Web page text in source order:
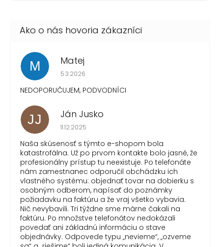
M Matej
Hodnotenie obchodu je 1 z 5 hviezdičiek.
5.3.2026
NEDOPORUČUJEM, PODVODNÍCI
JJ Ján Jusko
Hodnotenie obchodu je 1 z 5 hviezdičiek.
11.12.2025
Naša skúsenosť s týmto e-shopom bola
katastrofálna. Už po prvom kontakte bolo jasné, že
profesionálny prístup tu neexistuje. Po telefonáte
nám zamestnanec odporučil obchádzku ich
vlastného systému: objednať tovar na dobierku s
osobným odberom, napísať do poznámky
požiadavku na faktúru a že vraj všetko vybavia.
Nič nevybavili. Tri týždne sme márne čakali na
faktúru. Po množstve telefonátov nedokázali
povedať ani základnú informáciu o stave
objednávky. Odpovede typu „nevieme“, „ozveme